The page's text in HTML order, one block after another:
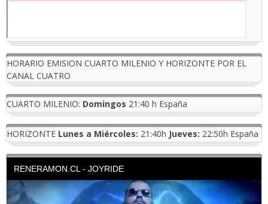
HORARIO EMISION CUARTO MILENIO Y HORIZONTE POR EL
CANAL CUATRO
CUARTO MILENIO: Domingos 21:40 h España
HORIZONTE Lunes a Miércoles: 21:40h Jueves: 22:50h España